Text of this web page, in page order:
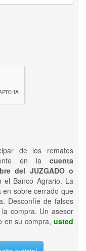
de los remates
en la cuenta
del JUZGADO o
el Banco Agrario. La
sobre cerrado que
Desconfíe de falsos
compra. Un asesor
en su compra, usted